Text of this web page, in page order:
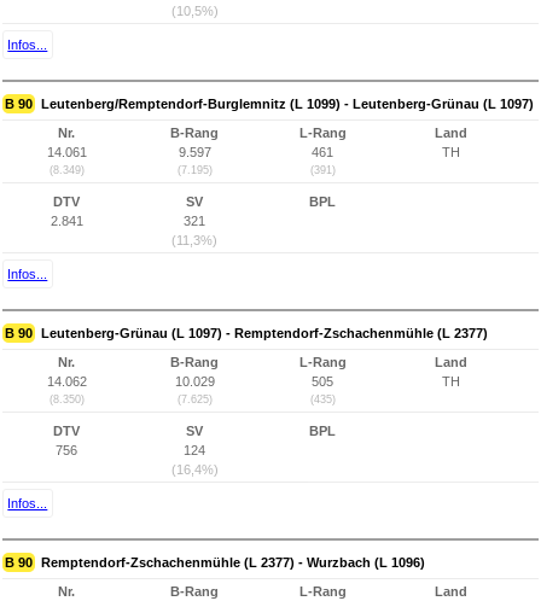
(10,5%)
Infos...
B 90 Leutenberg/Remptendorf-Burglemnitz (L 1099) - Leutenberg-Grünau (L 1097)
Nr.
14.061
(8.349)
B-Rang
9.597
(7.195)
L-Rang
461
(391)
Land
TH
DTV
2.841
SV
321
(11,3%)
BPL
Infos...
B 90 Leutenberg-Grünau (L 1097) - Remptendorf-Zschachenmühle (L 2377)
Nr.
14.062
(8.350)
B-Rang
10.029
(7.625)
L-Rang
505
(435)
Land
TH
DTV
756
SV
124
(16,4%)
BPL
Infos...
B 90 Remptendorf-Zschachenmühle (L 2377) - Wurzbach (L 1096)
Nr.
B-Rang
L-Rang
Land